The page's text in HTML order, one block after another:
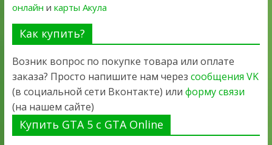
онлайн и карты Акула
Как купить?
Возник вопрос по покупке товара или оплате
заказа? Просто напишите нам через сообщения VK
(в социальной сети Вконтакте) или форму связи
(на нашем сайте)
Купить GTA 5 с GTA Online